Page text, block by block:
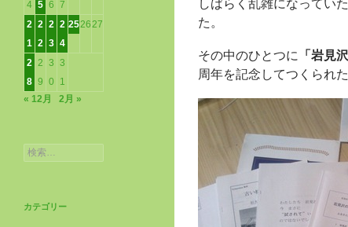
しばらく乱雑になってい
た。
その中のひとつに 「岩見
周年を記念してつくられ
4 5 6 7
2
1
2
2
2
3
2
4
252627
2
8
2
9
3
0
3
1
« 12月
2月 »
検
索:
カテゴリー